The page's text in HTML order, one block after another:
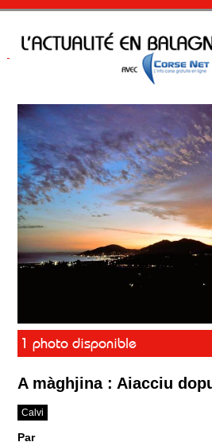
1 photo disponible
A màghjina : Aiacciu
Calvi
Par